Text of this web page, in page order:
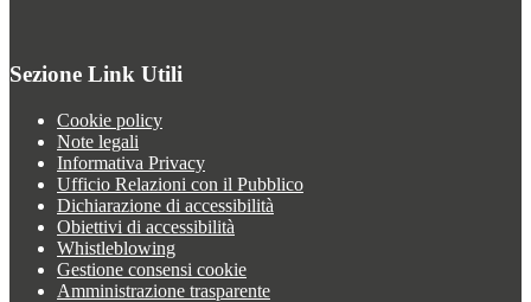
Sezione Link Utili
Cookie policy
Note legali
Informativa Privacy
Ufficio Relazioni con il Pubblico
Dichiarazione di accessibilità
Obiettivi di accessibilità
Whistleblowing
Gestione consensi cookie
Amministrazione trasparente